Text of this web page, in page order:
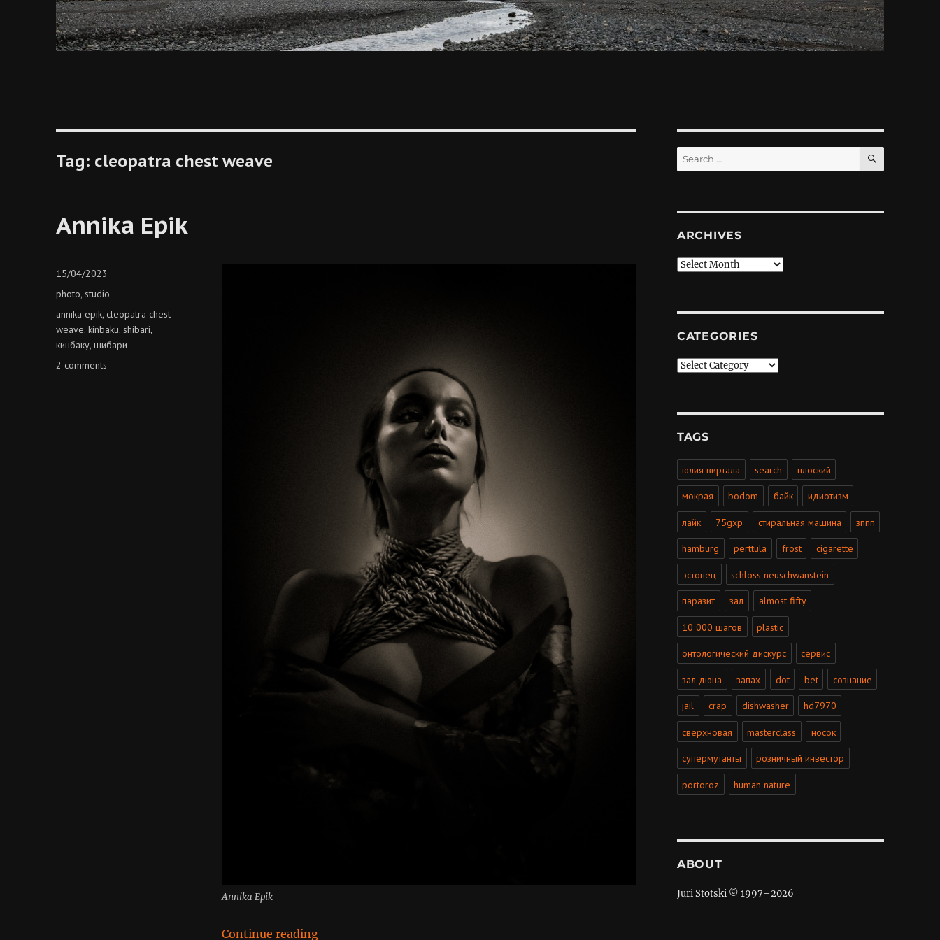
Tag: cleopatra chest weave
Annika Epik
Annika Epik
Continue reading“Annika Epik”
Posted
15/04/2023
Categories
photo, studio
Tags
annika epik,cleopatra chest
weave,kinbaku, shibari,
кинбаку,шибари
2 comments
Search
for:
SEARCH
ARCHIVES
Archives
CATEGORIES
Categories
TAGS
юлия виртала search плоский
мокрая bodom байк идиотизм
лайк 75gxp стиральная машина зппп
hamburg perttula frost cigarette
эстонец schloss neuschwanstein
паразит зал almost fifty
10 000 шагов plastic
онтологический дискурс сервис
зал дюна запах dot bet сознание
jail crap dishwasher hd7970
сверхновая masterclass носок
супермутанты розничный инвестор
portoroz human nature
ABOUT
Juri Stotski © 1997–2026